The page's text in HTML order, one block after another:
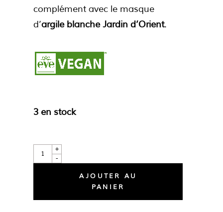
complément avec le masque
d’argile blanche Jardin d’Orient.
3 en stock
-
+
AJOUTER AU
PANIER